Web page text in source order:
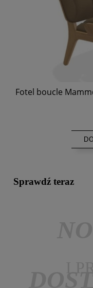
Fotel boucle
Sprawdź teraz